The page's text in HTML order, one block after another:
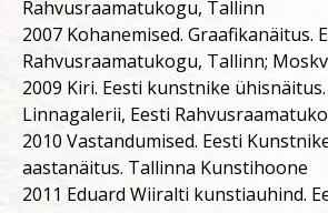
Rahvusraamatukogu, Tallinn
2007 Kohanemised. Graafikanäitus.
Rahvusraamatukogu, Tallinn;
2009 Kiri. Eesti kunstnike
Linnagalerii, Eesti
2010 Vastandumised. Eesti
aastanäitus. Tallinna Kunstihoone
2011 Eduard Wiiralti kunstiauhind.